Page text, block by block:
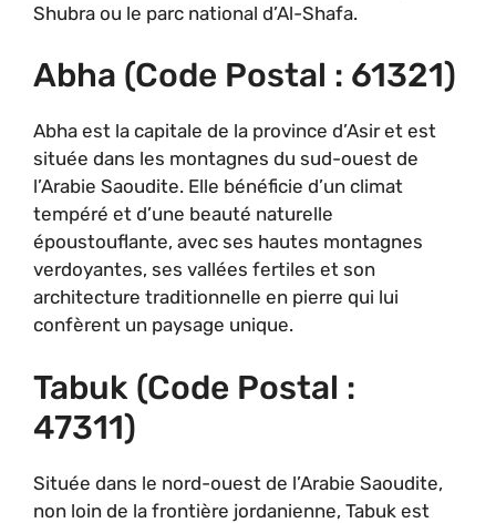
Shubra ou le parc national d’Al-Shafa.
Abha (code Postal : 61321)
Abha est la capitale de la province d’Asir et est
située dans les montagnes du sud-ouest de
l’Arabie Saoudite. Elle bénéficie d’un climat
tempéré et d’une beauté naturelle
époustouflante, avec ses hautes montagnes
verdoyantes, ses vallées fertiles et son
architecture traditionnelle en pierre qui lui
confèrent un paysage unique.
Tabuk (code Postal :
47311)
Située dans le nord-ouest de l’Arabie Saoudite,
non loin de la frontière jordanienne, Tabuk est